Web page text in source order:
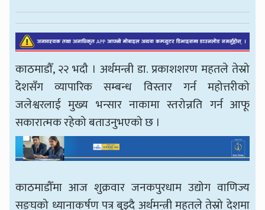
काठमाडौँ, २२ भदौ । अर्थमन्त्री डा. प्रकाशशरण महतले तेस्रो
देशसँग व्यापारिक सम्बन्ध विस्तार गर्न महोत्तरीको
जलेश्वरलाई मुख्य भन्सार नाकामा स्तरोन्नति गर्न आफू
सकारात्मक रहेको बताउनुभएको छ ।
काठमाडौँमा आज शुक्रवार जनकपुरधाम उद्योग वाणिज्य
सङ्घको ध्यानाकर्षण पत्र बुझ्दै अर्थमन्त्री महतले तेस्रो देशमा